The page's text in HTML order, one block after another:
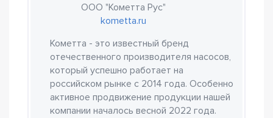
ООО "Кометта Рус"
kometta.ru
Кометта - это известный бренд
отечественного производителя насосов,
который успешно работает на
российском рынке с 2014 года. Особенно
активное продвижение продукции нашей
компании началось весной 2022 года.